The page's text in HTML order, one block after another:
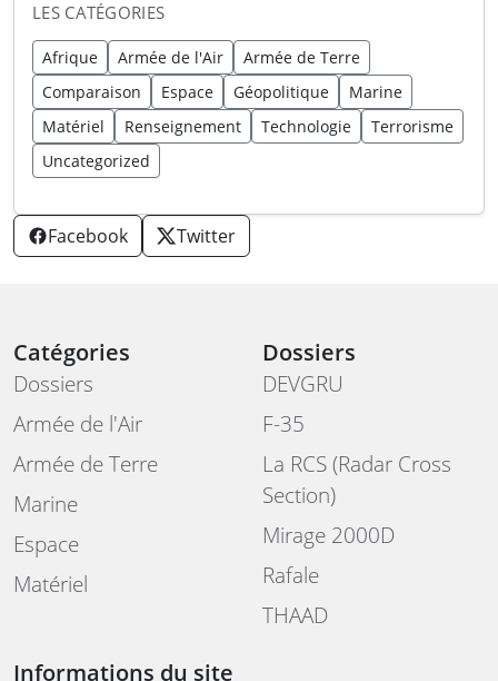
LES CATÉGORIES
Afrique Armée de l'Air
Armée de Terre
Comparaison
Espace Géopolitique
Marine
Matériel
Renseignement Technologie
Terrorisme
Uncategorized
Facebook Twitter
Catégories
Dossiers
Armée de l'Air
Armée de Terre
Marine
Espace
Matériel
Dossiers
DEVGRU
F-35
La RCS (Radar Cross
Section)
Mirage 2000D
Rafale
THAAD
Informations du site